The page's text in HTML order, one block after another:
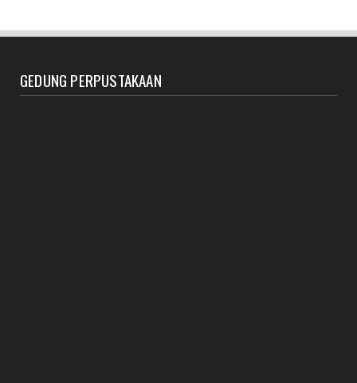
June 06, 2021
Proker UPT. Perpustakaan IAIN Parepare menuju
perpustakaan ...
GEDUNG PERPUSTAKAAN